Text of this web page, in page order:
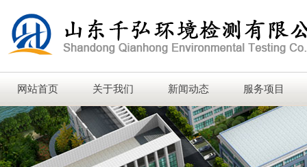
网站首页 关于我们 新闻动态 服务项目